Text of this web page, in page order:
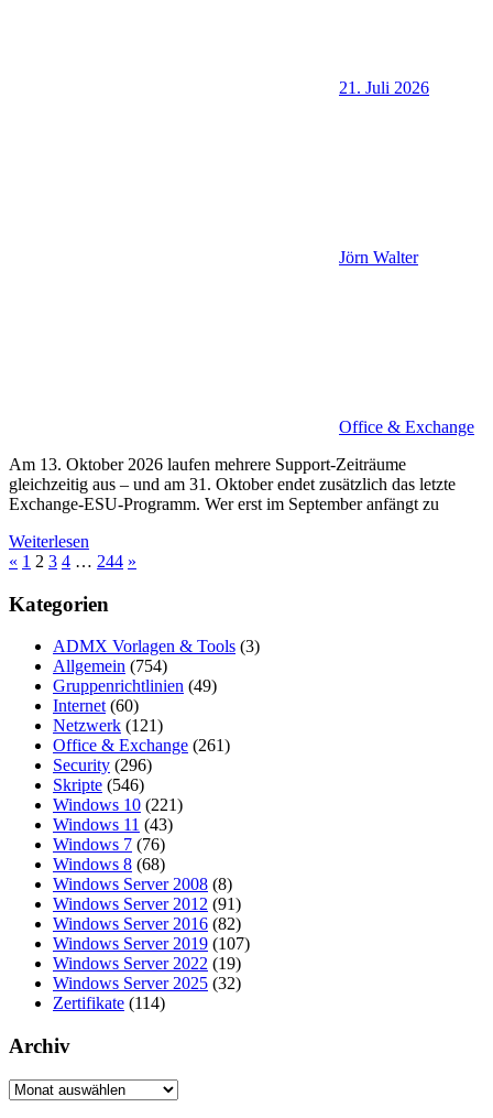
21. Juli 2026
Jörn Walter
Office & Exchange
Am 13. Oktober 2026 laufen mehrere Support-Zeiträume
gleichzeitig aus – und am 31. Oktober endet zusätzlich das letzte
Exchange-ESU-Programm. Wer erst im September anfängt zu
Weiterlesen
Seitennummerierung
der
Beiträge
« Vorherige
1 2 3 4 … 244 Nächste
»
Kategorien
ADMX Vorlagen & Tools (3)
Allgemein (754)
Gruppenrichtlinien (49)
Internet(60)
Netzwerk (121)
Office & Exchange (261)
Security (296)
Skripte (546)
Windows 10 (221)
Windows 11 (43)
Windows 7 (76)
Windows 8 (68)
Windows Server 2008 (8)
Windows Server 2012 (91)
Windows Server 2016 (82)
Windows Server 2019 (107)
Windows Server 2022 (19)
Windows Server 2025 (32)
Zertifikate (114)
Archiv
Archiv